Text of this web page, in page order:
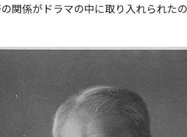
関係がドラマの中に取り入れられた